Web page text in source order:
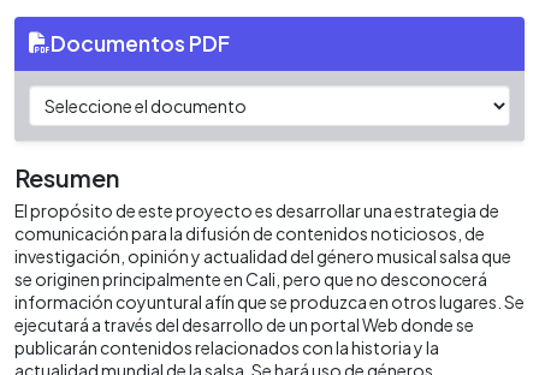
Documentos PDF
Resumen
El propósito de este proyecto es desarrollar una estrategia de
comunicación para la difusión de contenidos noticiosos, de
investigación, opinión y actualidad del género musical salsa que
se originen principalmente en Cali, pero que no desconocerá
información coyuntural afín que se produzca en otros lugares. Se
ejecutará a través del desarrollo de un portal Web donde se
publicarán contenidos relacionados con la historia y la
actualidad mundial de la salsa. Se hará uso de géneros